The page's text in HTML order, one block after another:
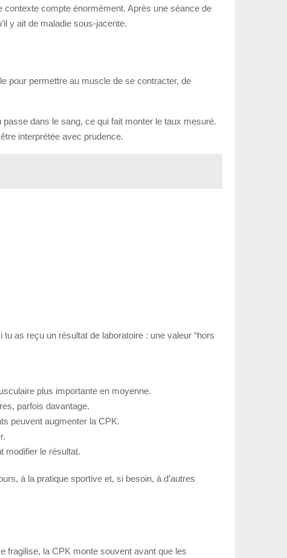
contexte compte énormément. Après une séance de
y ait de maladie sous-jacente.
pour permettre au muscle de se contracter, de
dans le sang, ce qui fait monter le taux mesuré.
interprétée avec prudence.
as reçu un résultat de laboratoire : une valeur “hors
plus importante en moyenne.
parfois davantage.
peuvent augmenter la CPK.
modifier le résultat.
à la pratique sportive et, si besoin, à d’autres
fragilise, la CPK monte souvent avant que les